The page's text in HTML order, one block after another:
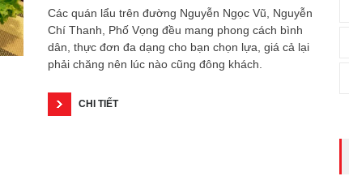
Các quán lẩu trên đường Nguyễn Ngọc Vũ, Nguyễn
Chí Thanh, Phố Vọng đều mang phong cách bình
dân, thực đơn đa dạng cho bạn chọn lựa, giá cả lại
phải chăng nên lúc nào cũng đông khách.
CHI TIẾT